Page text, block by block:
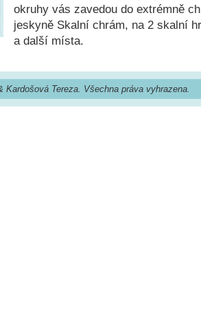
okruhy vás zavedou do extrémně
jeskyně Skalní chrám, na 2 skalní
a další místa.
Kardošová Tereza. Všechna práva vyhrazena.